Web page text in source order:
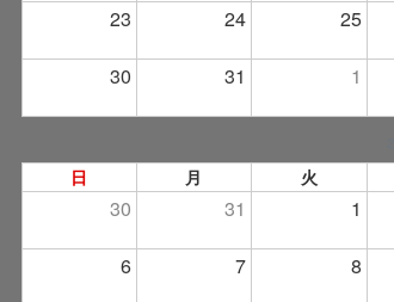
23 24 25
30 31 1
日 月 火
30 31 1
6 7 8